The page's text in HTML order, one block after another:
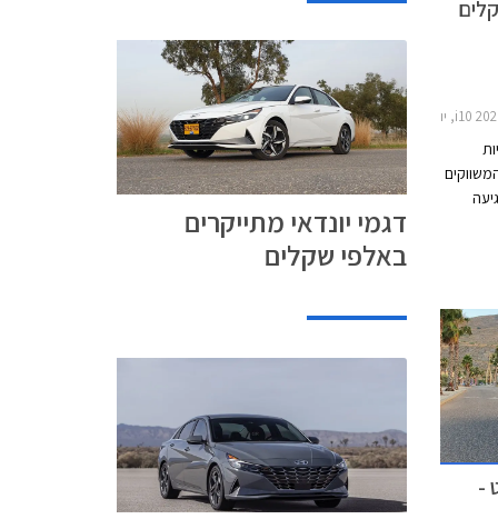
-
דגמי יונדאי מתייקרים
באלפי שקלים